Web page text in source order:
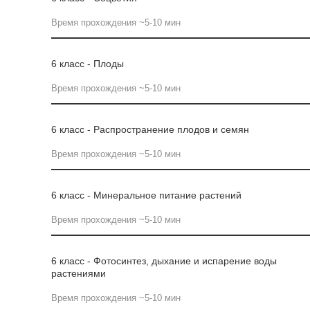
Время прохождения ~5-10 мин
6 класс - Плоды
Время прохождения ~5-10 мин
6 класс - Распространение плодов и семян
Время прохождения ~5-10 мин
6 класс - Минеральное питание растений
Время прохождения ~5-10 мин
6 класс - Фотосинтез, дыхание и испарение воды
растениями
Время прохождения ~5-10 мин